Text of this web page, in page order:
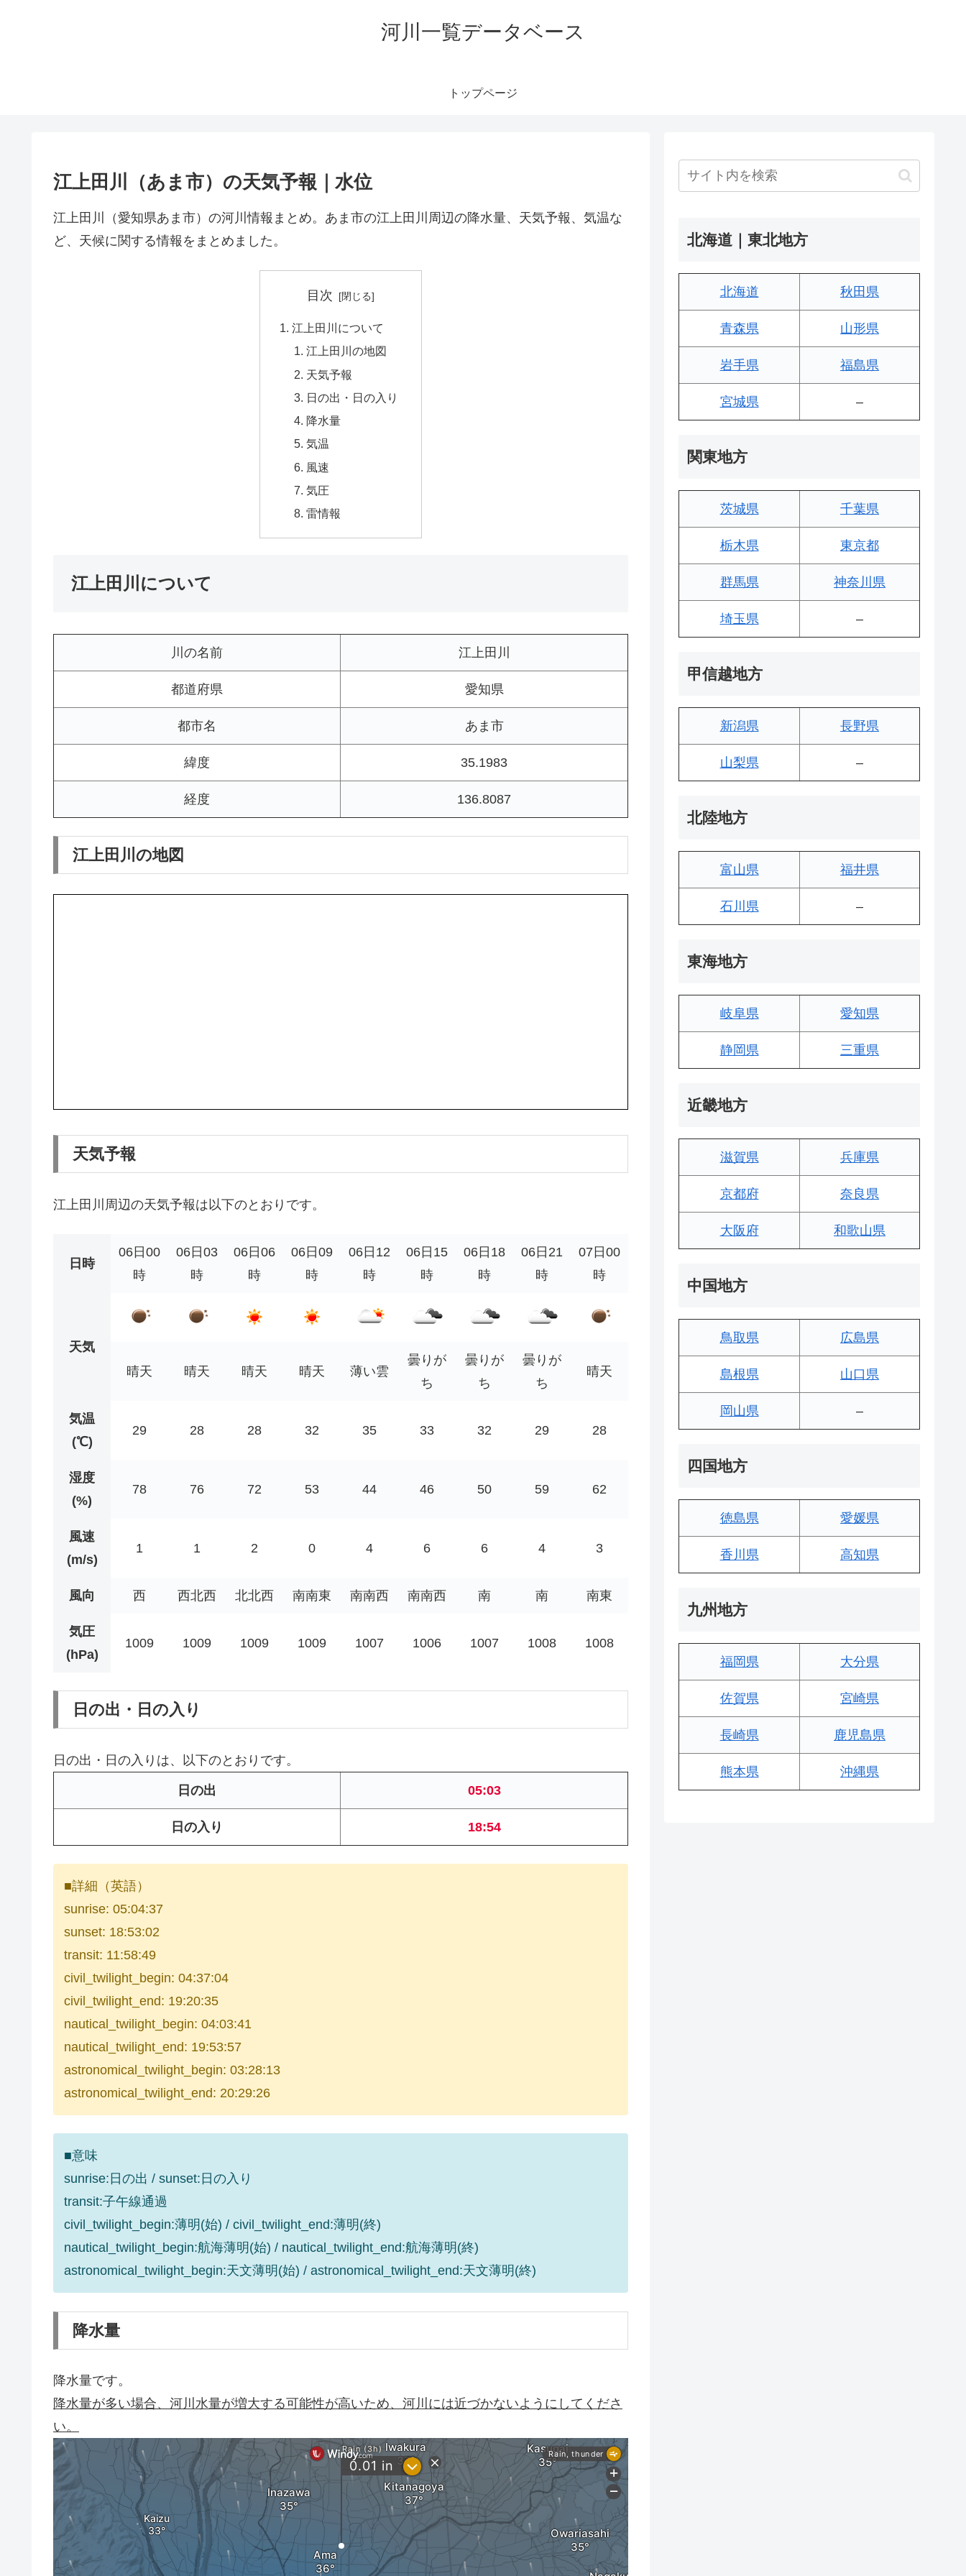
河川一覧データベース
トップページ
江上田川（あま市）の天気予報｜水位
江上田川（愛知県あま市）の河川情報まとめ。あま市の江上田川周辺の降水量、天気予報、気温な
ど、天候に関する情報をまとめました。
目次
江上田川について
江上田川の地図
天気予報
日の出・日の入り
降水量
気温
風速
気圧
雷情報
江上田川について
川の名前 江上田川
都道府県 愛知県
都市名 あま市
緯度 35.1983
経度 136.8087
江上田川の地図
天気予報
江上田川周辺の天気予報は以下のとおりです。
日時
06日00
時
06日03
時
06日06
時
06日09
時
06日12
時
06日15
時
06日18
時
06日21
時
07日00
時
天気
晴天
晴天 晴天 晴天 薄い雲
曇りが
ち
曇りが
ち
曇りが
ち
晴天
気温
(℃)
29 28 28 32 35 33 32 29 28
湿度
(%)
78 76 72 53 44 46 50 59 62
風速
(m/s)
1 1 2 0 4 6 6 4 3
風向 西 西北西 北北西 南南東 南南西 南南西 南 南 南東
気圧
(hPa)
1009 1009 1009 1009 1007 1006 1007 1008 1008
日の出・日の入り
日の出・日の入りは、以下のとおりです。
日の出 05:03
日の入り 18:54
■詳細（英語）
sunrise: 05:04:37
sunset: 18:53:02
transit: 11:58:49
civil_twilight_begin: 04:37:04
civil_twilight_end: 19:20:35
nautical_twilight_begin: 04:03:41
nautical_twilight_end: 19:53:57
astronomical_twilight_begin: 03:28:13
astronomical_twilight_end: 20:29:26
■意味
sunrise:日の出 / sunset:日の入り
transit:子午線通過
civil_twilight_begin:薄明(始) / civil_twilight_end:薄明(終)
nautical_twilight_begin:航海薄明(始) / nautical_twilight_end:航海薄明(終)
astronomical_twilight_begin:天文薄明(始) / astronomical_twilight_end:天文薄明(終)
降水量
降水量です。
降水量が多い場合、河川水量が増大する可能性が高いため、河川には近づかないようにしてくださ
い。
北海道｜東北地方
北海道 秋田県
青森県 山形県
岩手県 福島県
宮城県 –
関東地方
茨城県 千葉県
栃木県 東京都
群馬県 神奈川県
埼玉県 –
甲信越地方
新潟県 長野県
山梨県 –
北陸地方
富山県 福井県
石川県 –
東海地方
岐阜県 愛知県
静岡県 三重県
近畿地方
滋賀県 兵庫県
京都府 奈良県
大阪府 和歌山県
中国地方
鳥取県 広島県
島根県 山口県
岡山県 –
四国地方
徳島県 愛媛県
香川県 高知県
九州地方
福岡県 大分県
佐賀県 宮崎県
長崎県 鹿児島県
熊本県 沖縄県